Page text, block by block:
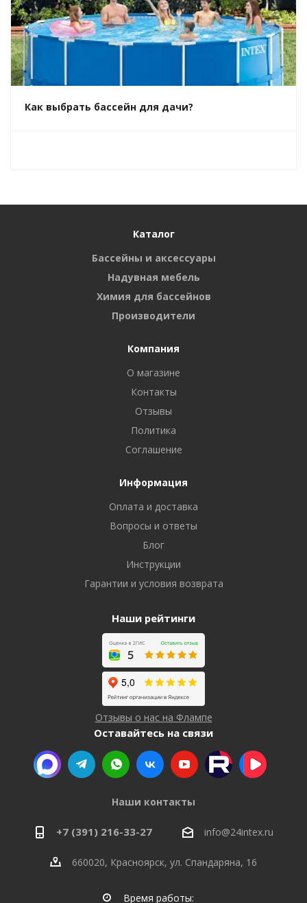
Как выбрать бассейн для дачи?
Каталог
Бассейны и аксессуары
Надувная мебель
Химия для бассейнов
Производители
Компания
О магазине
Контакты
Отзывы
Политика
Соглашение
Информация
Оплата и доставка
Вопросы и ответы
Блог
Инструкции
Гарантии и условия возврата
Наши рейтинги
Отзывы о нас на Флампе
Оставайтесь на связи
Наши контакты
+7 (391) 216-33-27 info@24intex.ru
660020, Красноярск, ул. Спандаряна, 16
Время работы: